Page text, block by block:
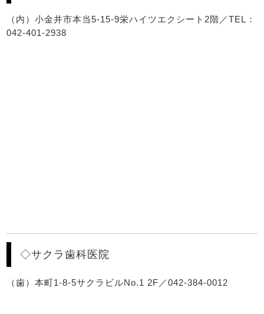
（内）小金井市本当5-15-9栄ハイツエクシート2階／TEL：
042-401-2938
◇サクラ歯科医院
（歯）本町1-8-5サクラビルNo.1 2F／042-384-0012